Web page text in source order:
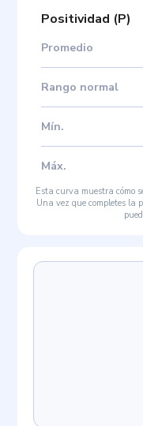
Positividad (P)
Promedio
Rango normal
Mín.
Máx.
Esta curva muestra cómo
Una vez que completes la